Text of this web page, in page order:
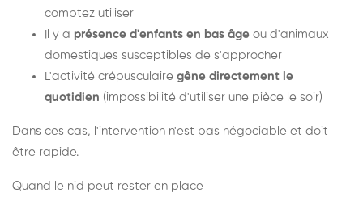
comptez utiliser
Il y a présence d'enfants en bas âge ou d'animaux
domestiques susceptibles de s'approcher
L'activité crépusculaire gêne directement le
quotidien (impossibilité d'utiliser une pièce le soir)
Dans ces cas, l'intervention n'est pas négociable et doit
être rapide.
Quand le nid peut rester en place